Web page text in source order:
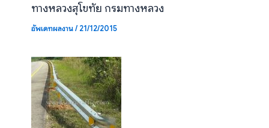
ทางหลวงสุโขทัย กรมทางหลวง
อัพเดทผลงาน/21/12/2015